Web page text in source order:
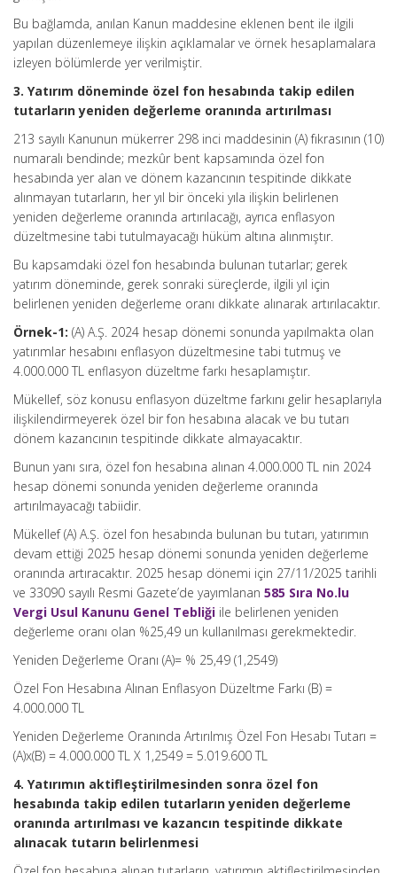
Bu bağlamda, anılan Kanun maddesine eklenen bent ile ilgili
yapılan düzenlemeye ilişkin açıklamalar ve örnek hesaplamalara
izleyen bölümlerde yer verilmiştir.
3. Yatırım döneminde özel fon hesabında takip edilen
tutarların yeniden değerleme oranında artırılması
213 sayılı Kanunun mükerrer 298 inci maddesinin (A) fıkrasının (10)
numaralı bendinde; mezkûr bent kapsamında özel fon
hesabında yer alan ve dönem kazancının tespitinde dikkate
alınmayan tutarların, her yıl bir önceki yıla ilişkin belirlenen
yeniden değerleme oranında artırılacağı, ayrıca enflasyon
düzeltmesine tabi tutulmayacağı hüküm altına alınmıştır.
Bu kapsamdaki özel fon hesabında bulunan tutarlar; gerek
yatırım döneminde, gerek sonraki süreçlerde, ilgili yıl için
belirlenen yeniden değerleme oranı dikkate alınarak artırılacaktır.
Örnek-1: (A) A.Ş. 2024 hesap dönemi sonunda yapılmakta olan
yatırımlar hesabını enflasyon düzeltmesine tabi tutmuş ve
4.000.000 TL enflasyon düzeltme farkı hesaplamıştır.
Mükellef, söz konusu enflasyon düzeltme farkını gelir hesaplarıyla
ilişkilendirmeyerek özel bir fon hesabına alacak ve bu tutarı
dönem kazancının tespitinde dikkate almayacaktır.
Bunun yanı sıra, özel fon hesabına alınan 4.000.000 TL nin 2024
hesap dönemi sonunda yeniden değerleme oranında
artırılmayacağı tabiidir.
Mükellef (A) A.Ş. özel fon hesabında bulunan bu tutarı, yatırımın
devam ettiği 2025 hesap dönemi sonunda yeniden değerleme
oranında artıracaktır. 2025 hesap dönemi için 27/11/2025 tarihli
ve 33090 sayılı Resmi Gazete’de yayımlanan 585 Sıra No.lu
Vergi Usul Kanunu Genel Tebliği ile belirlenen yeniden
değerleme oranı olan %25,49 un kullanılması gerekmektedir.
Yeniden Değerleme Oranı (A)= % 25,49 (1,2549)
Özel Fon Hesabına Alınan Enflasyon Düzeltme Farkı (B) =
4.000.000 TL
Yeniden Değerleme Oranında Artırılmış Özel Fon Hesabı Tutarı =
(A)x(B) = 4.000.000 TL X 1,2549 = 5.019.600 TL
4. Yatırımın aktifleştirilmesinden sonra özel fon
hesabında takip edilen tutarların yeniden değerleme
oranında artırılması ve kazancın tespitinde dikkate
alınacak tutarın belirlenmesi